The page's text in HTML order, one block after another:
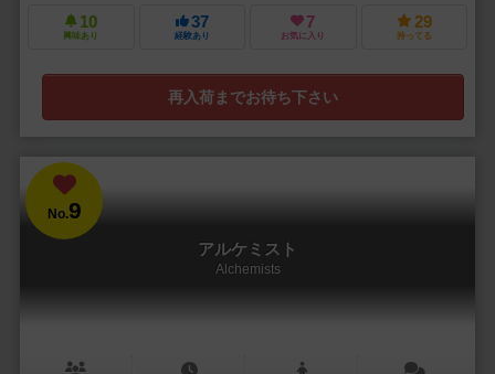
10
興味あり
37
経験あり
7
お気に入り
29
持ってる
再入荷までお待ち下さい
No.9
アルケミスト
Alchemists